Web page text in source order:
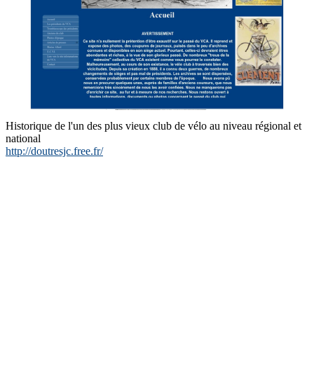
Historique de l'un des plus vieux club de vélo au niveau régional et
national
http://doutresjc.free.fr/